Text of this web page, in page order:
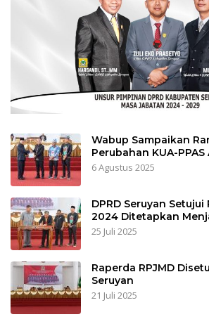
Wabup Sampaikan
Perubahan KUA-PPAS
6 Agustus 2025
DPRD Seruyan Setujui
2024 Ditetapkan
25 Juli 2025
Raperda RPJMD
Seruyan
21 Juli 2025